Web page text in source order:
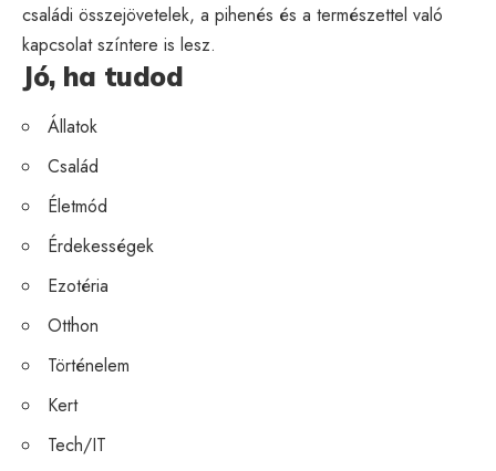
családi összejövetelek, a pihenés és a természettel való
kapcsolat színtere is lesz.
Jó, ha tudod
Állatok
Család
Életmód
Érdekességek
Ezotéria
Otthon
Történelem
Kert
Tech/IT